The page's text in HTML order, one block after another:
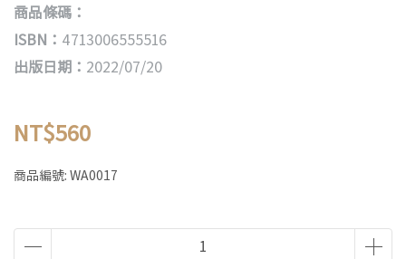
商品條碼：
ISBN： 4713006555516
出版日期： 2022/07/20
NT$560
商品編號: WA0017